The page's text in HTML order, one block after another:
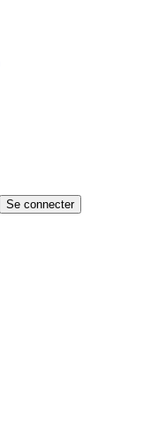
Se connecter